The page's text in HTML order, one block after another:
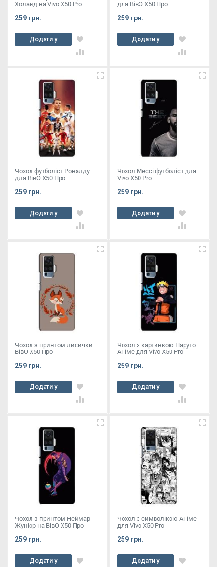
Холанд на Vivo X50 Pro
259 грн.
Додати у
кошик
для ВівО X50 Про
259 грн.
Додати у
кошик
Чохол футболіст Роналду
для ВівО X50 Про
259 грн.
Додати у
кошик
Чохол Мессі футболіст для
Vivo X50 Pro
259 грн.
Додати у
кошик
Чохол з принтом лисички
ВівО X50 Про
259 грн.
Додати у
кошик
Чохол з картинкою Наруто
Аніме для Vivo X50 Pro
259 грн.
Додати у
кошик
Чохол з принтом Неймар
Жуніор на ВівО X50 Про
259 грн.
Додати у
Чохол з символікою Аніме
для Vivo X50 Pro
259 грн.
Додати у